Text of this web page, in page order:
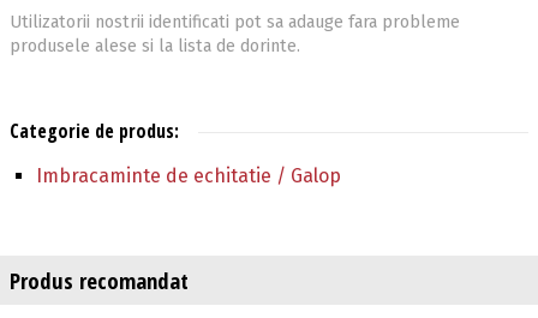
Utilizatorii nostrii identificati pot sa adauge fara probleme
produsele alese si la lista de dorinte.
Categorie de produs:
Imbracaminte de echitatie / Galop
Produs recomandat